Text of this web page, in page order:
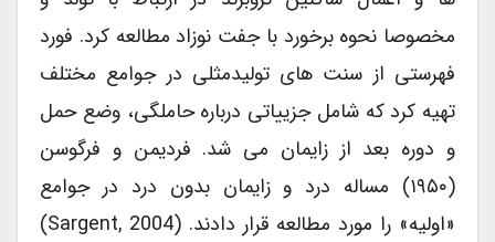
مخصوصا نحوه برخورد با جفت نوزاد مطالعه کرد. فورد
فهرستی از سنت های تولیدمثلی در جوامع مختلف
تهیه کرد که شامل جزییاتی درباره حاملگی، وضع حمل
و دوره بعد از زایمان می شد. فردیمن و فرگوسن
(۱۹۵۰) مساله درد و زایمان بدون درد در جوامع
«اولیه» را مورد مطالعه قرار دادند. (Sargent, 2004)